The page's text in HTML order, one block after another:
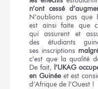
n’ont cessé
N’oublions pas que
est ainsi faite que
qui assurent
et
des étudiants
ses inscriptions
c’est que la qualité
De fait, l’UKAG
en Guinée et est
d’Afriquede l’Ouest !